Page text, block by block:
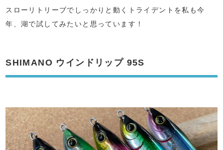
スローリトリーブでしっかりと動くトライデントを私も今
年、湖で試してみたいと思っています！
SHIMANO ウインドリップ 95S